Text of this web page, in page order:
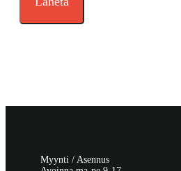
Myynti / Asennus